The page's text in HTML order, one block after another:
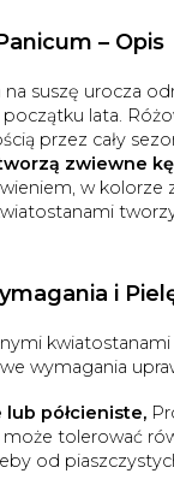
– Opis
suszę urocza
lata.
przez cały
zwiewne
w
i
wymagania
lub półcieniste,
może tolerować
od